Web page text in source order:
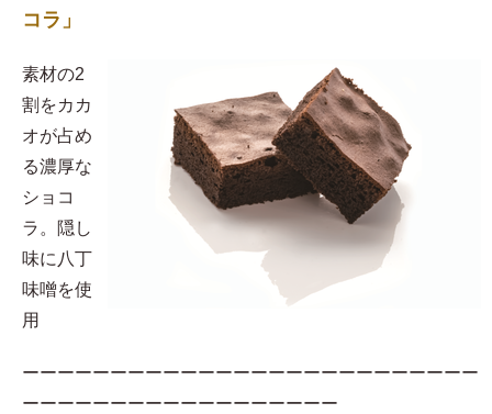
コラ」
素材の2
割をカカ
オが占め
る濃厚な
ショコ
ラ。隠し
味に八丁
味噌を使
用​
ーーーーーーーーーーーーーーーーーーーーーーーーーー
ーーーーーーーーーーーーーーーーーー